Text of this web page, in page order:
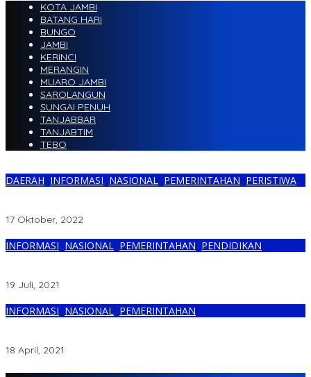
KOTA JAMBI
BATANG HARI
BUNGO
JAMBI
KERINCI
MERANGIN
MUARO JAMBI
SAROLANGUN
SUNGAI PENUH
TANJABBAR
TANJABTIM
TEBO
DAERAH, INFORMASI, NASIONAL, PEMERINTAHAN, PERISTIWA
17 Oktober, 2022
INFORMASI, NASIONAL, PEMERINTAHAN, PENDIDIKAN
19 Juli, 2021
INFORMASI, NASIONAL, PEMERINTAHAN
18 April, 2021